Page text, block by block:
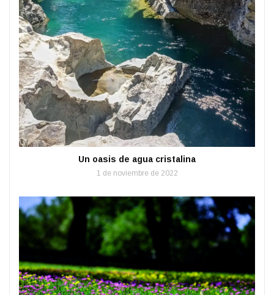
Un oasis de agua cristalina
1 de noviembre de 2022